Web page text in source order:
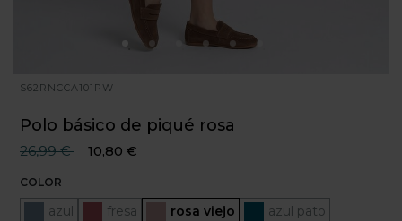
S62RNCCA101PW
Polo básico de piqué rosa
Precio reducido desde
26,99 €hasta
10,80 €
COLOR
azul fresa rosa viejo
Seleccionado azul pato